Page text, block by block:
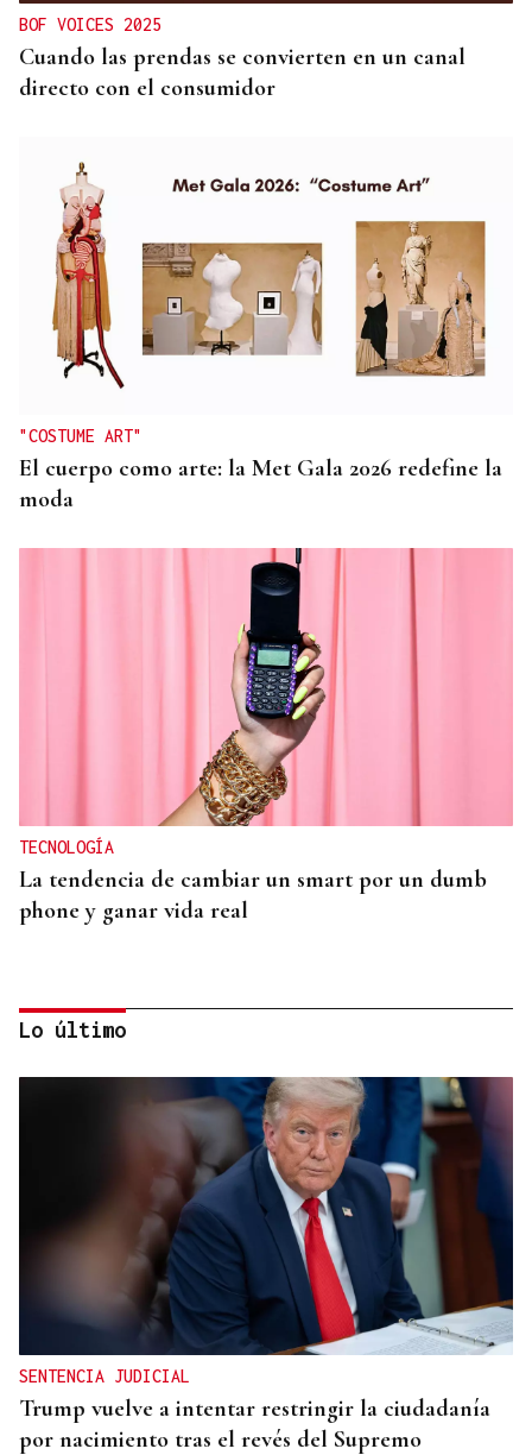
BOF VOICES 2025
Cuando las prendas se convierten en un canal
directo con el consumidor
"COSTUME ART"
El cuerpo como arte: la Met Gala 2026 redefine la
moda
TECNOLOGÍA
La tendencia de cambiar un smart por un dumb
phone y ganar vida real
Black Friday 2025: el (ya no tan) secreto mejor
guardado del armario de las que más saben
Lo último
SENTENCIA JUDICIAL
Trump vuelve a intentar restringir la ciudadanía
por nacimiento tras el revés del Supremo